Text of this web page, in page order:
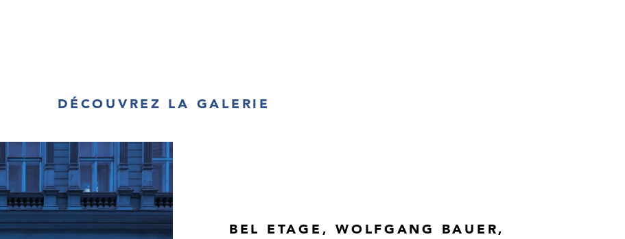
DÉCOUVREZ LA GALERIE
BEL ETAGE, WOLFGANG BAUER,